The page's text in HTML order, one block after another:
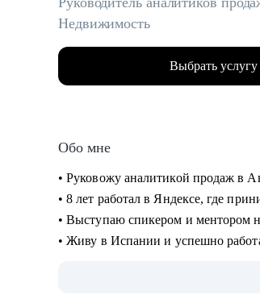
Недвижимость
Выбрать услугу
Обо мне
• Руковожу аналитикой продаж в
• 8 лет работал в Яндексе, где
• Выступаю спикером и ментором
• Живу в Испании и успешно